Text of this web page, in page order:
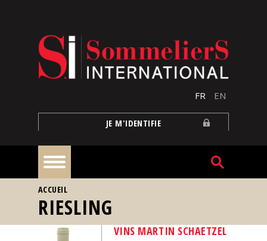
FR EN
JE M'IDENTIFIE
À
une
VOUS ÊTES ICI
ACCUEIL
RIESLING
VINS MARTIN SCHAETZEL